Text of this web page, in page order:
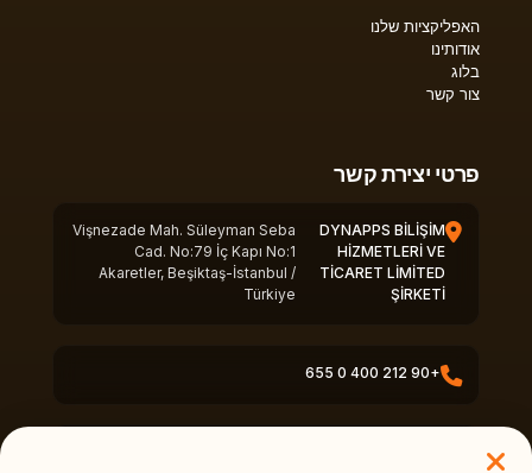
האפליקציות שלנו
אודותינו
בלוג
צור קשר
פרטי יצירת קשר
DYNAPPS BİLİŞİM
HİZMETLERİ VE
TİCARET LİMİTED
ŞİRKETİ
Vişnezade Mah. Süleyman Seba
Cad. No:79 İç Kapı No:1
Akaretler, Beşiktaş-İstanbul /
Türkiye
+90 212 400 0 655